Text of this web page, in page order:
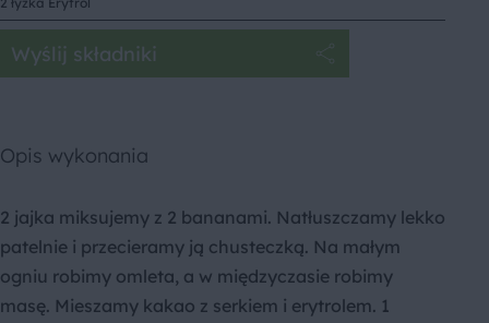
Wyślij składniki
Opis wykonania
2 jajka miksujemy z 2 bananami. Natłuszczamy lekko
patelnie i przecieramy ją chusteczką. Na małym
ogniu robimy omleta, a w międzyczasie robimy
masę. Mieszamy kakao z serkiem i erytrolem. 1